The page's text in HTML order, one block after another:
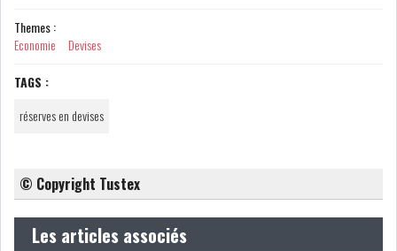
OFFICEPLAST CHERCHE DEUX
ADMINISTRATEURS...
Themes :
Economie
Devises
TAGS :
réserves en devises
© Copyright Tustex
Les articles associés